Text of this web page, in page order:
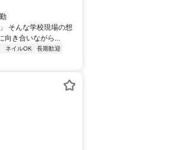
そんな学校現場の想
向き合いながら...
ネイルOK
長期歓迎